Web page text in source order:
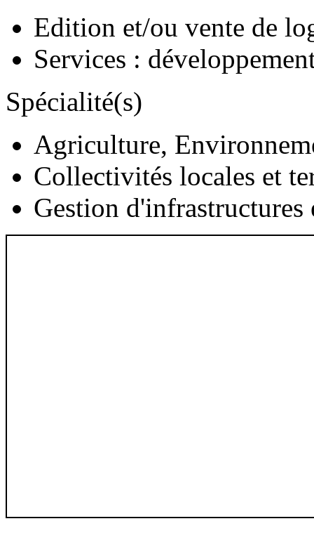
Edition et/ou vente de
Services :
Spécialité(s)
Agriculture,
Collectivités locales et
Gestion d'infrastructures